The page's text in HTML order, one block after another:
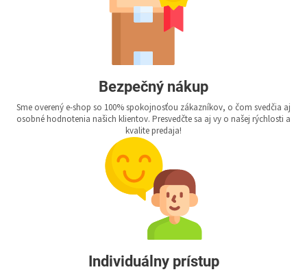
Bezpečný nákup
Sme overený e-shop so 100% spokojnosťou zákazníkov, o čom svedčia aj
osobné hodnotenia našich klientov. Presvedčte sa aj vy o našej rýchlosti a
kvalite predaja!
Individuálny prístup